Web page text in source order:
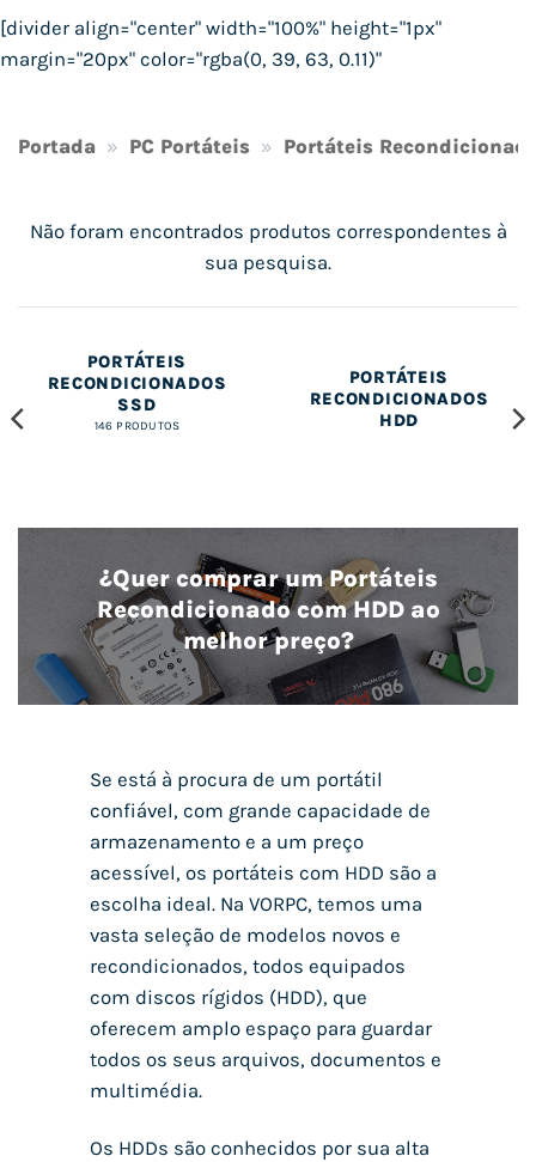
[divider align="center" width="100%" height="1px"
margin="20px" color="rgba(0, 39, 63, 0.11)"
Portada » PC Portáteis » Portáteis
Não foram encontrados produtos correspondentes à
sua pesquisa.
PORTÁTEIS
RECONDICIONADOS
SSD
146 PRODUTOS
PORTÁTEIS
RECONDICIONADOS
HDD
¿Quer comprar um Portáteis
Recondicionado com HDD ao
melhor preço?
Se está à procura de um portátil
confiável, com grande capacidade de
armazenamento e a um preço
acessível, os portáteis com HDD são a
escolha ideal. Na VORPC, temos uma
vasta seleção de modelos novos e
recondicionados, todos equipados
com discos rígidos (HDD), que
oferecem amplo espaço para guardar
todos os seus arquivos, documentos e
multimédia.
Os HDDs são conhecidos por sua alta